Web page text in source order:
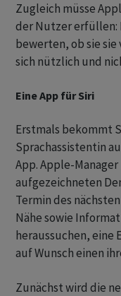
Zugleich müsse
der Nutzer erfüllen:
bewerten, ob sie
sich nützlich und
Eine App für Siri
Erstmals bekommt
Sprachassistentin
App. Apple-
aufgezeichneten
Termin des
Nähe sowie
heraussuchen, eine
auf Wunsch einen
Zunächst wird die